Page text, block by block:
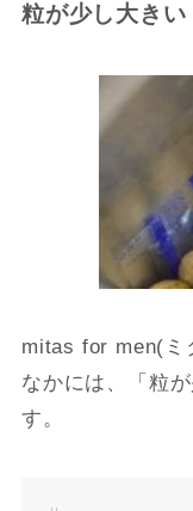
粒が少し大きい
mitas for men(ミ
なかには、「粒
す。